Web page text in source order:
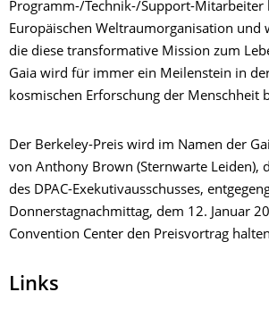
Programm-/Technik-/Support-Mitarbeiter
Europäischen Weltraumorganisation und
die diese transformative Mission zum
Gaia wird für immer ein Meilenstein in
kosmischen Erforschung der Menschheit
Der Berkeley-Preis wird im Namen der
von Anthony Brown (Sternwarte Leiden),
des DPAC-Exekutivausschusses,
Donnerstagnachmittag, dem 12. Januar
Convention Center den Preisvortrag
Links